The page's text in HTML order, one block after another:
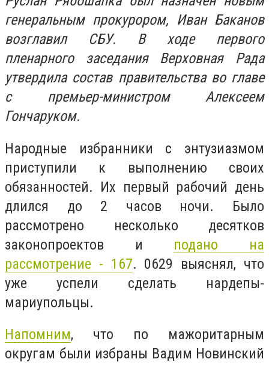
генеральным прокурором, Иван Баканов
возглавил СБУ. В ходе первого
пленарного заседания Верховная Рада
утвердила состав правительства во главе
с премьер-министром Алексеем
Гончаруком.
Народные избранники с энтузиазмом
приступили к выполнению своих
обязанностей. Их первый рабочий день
длился до 2 часов ночи. Было
рассмотрено несколько десятков
законопроектов и подано на
рассмотрение - 167. 0629 выяснял, что
уже успели сделать нардепы-
мариупольцы.
Напомним, что по мажоритарным
округам были избраны Вадим Новинский